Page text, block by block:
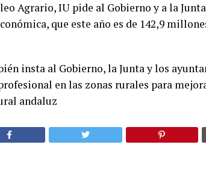
Agrario, IU pide al Gobierno y a la
que este año es de 142,9
insta al Gobierno, la Junta y los
en las zonas rurales para
andaluz